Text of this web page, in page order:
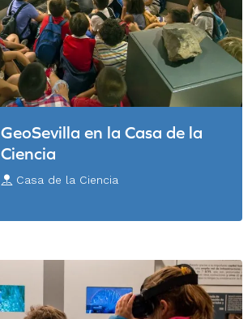
GeoSevilla en la Casa de la
Ciencia
Casa de la Ciencia